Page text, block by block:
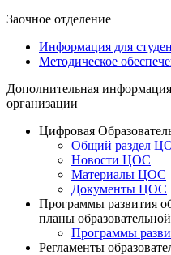
Заочное отделение
Информация для
Методическое
Дополнительная
организации
Цифровая
Общий раздел
Новости ЦОС
Материалы ЦОС
Документы ЦОС
Программы развития
планы
Программы
Регламенты